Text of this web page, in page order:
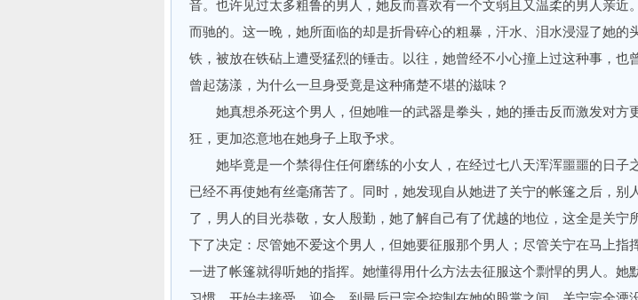
音。也许见过太多粗鲁的男人，她反而喜欢有一个文弱且又温柔的男人亲近
而驰的。这一晚，她所面临的却是折骨碎心的粗暴，汗水、泪水浸湿了她的
铁，被放在铁砧上遭受猛烈的锤击。以往，她曾经不小心撞上过这种事，也
曾起荡漾，为什么一旦身受竟是这种痛楚不堪的滋味？
她真想杀死这个男人，但她唯一的武器是拳头，她的捶击反而激发对方
狂，更加恣意地在她身子上取予求。
她毕竟是一个禁得住任何磨练的小女人，在经过七八天浑浑噩噩的日子
已经不再使她有丝毫痛苦了。同时，她发现自从她进了关宁的帐篷之后，别
了，男人的目光恭敬，女人殷勤，她了解自己有了优越的地位，这全是关宁
下了决定：尽管她不爱这个男人，但她要征服那个男人；尽管关宁在马上指
一进了帐篷就得听她的指挥。她懂得用什么方法去征服这个剽悍的男人。她